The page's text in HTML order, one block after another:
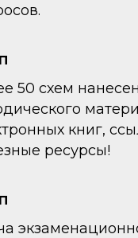
50 схем
книг,
ресурсы!